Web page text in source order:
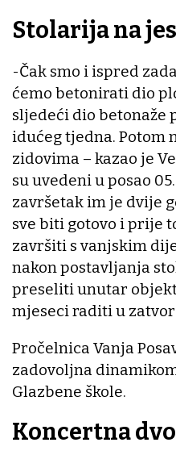
Stolarija na
-Čak smo i ispred
ćemo betonirati dio
sljedeći dio betonaže
idućeg tjedna. Potom
zidovima – kazao je
su uvedeni u posao
završetak im je dvije
sve biti gotovo i prije
završiti s vanjskim
nakon postavljanja
preseliti unutar
mjeseci raditi u
Pročelnica Vanja
zadovoljna
Glazbene škole.
Koncertna